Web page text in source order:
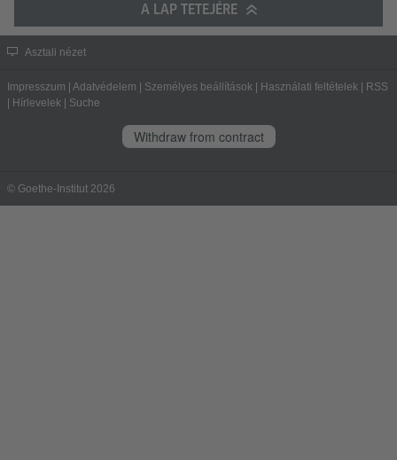
A LAP TETEJÉRE
Asztali nézet
Impresszum | Adatvédelem | Személyes beállítások | Használati feltételek | RSS
| Hírlevelek | Suche
Withdraw from contract
© Goethe-Institut 2026